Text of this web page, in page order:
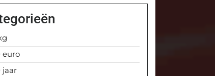
euro
jaar